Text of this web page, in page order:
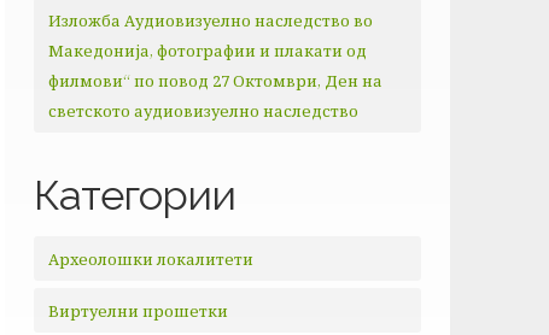
Изложба Аудиовизуелно наследство во
Македонија, фотографии и плакати од
филмови“ по повод 27 Октомври, Ден на
светското аудиовизуелно наследство
Категории
Археолошки локалитети
Виртуелни прошетки